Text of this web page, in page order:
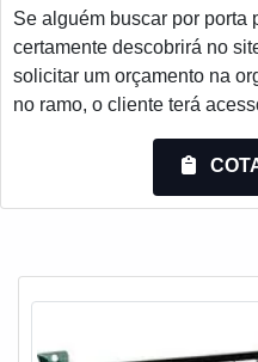
Se alguém buscar por porta
certamente descobrirá no
solicitar um orçamento na
no ramo, o cliente terá
venda.Quando o assunto é
Montiaço Estruturas o